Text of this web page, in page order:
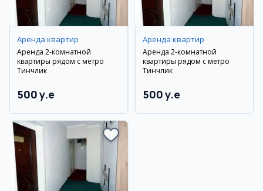
Аренда квартир
Аренда 2-комнатной
квартиры рядом с метро
Тинчлик
500 y.e
Аренда квартир
Аренда 2-комнатной
квартиры рядом с метро
Тинчлик
500 y.e